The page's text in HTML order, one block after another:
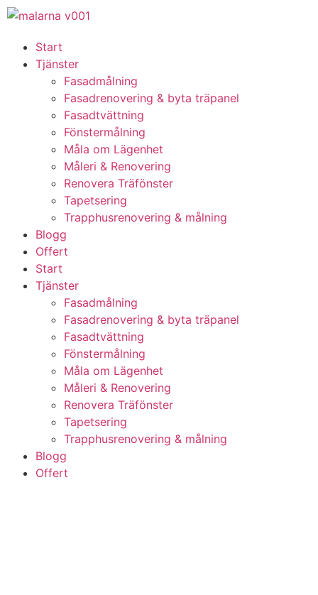
Start
Tjänster
Fasadmålning
Fasadrenovering & byta träpanel
Fasadtvättning
Fönstermålning
Måla om Lägenhet
Måleri & Renovering
Renovera Träfönster
Tapetsering
Trapphusrenovering & målning
Blogg
Offert
Start
Tjänster
Fasadmålning
Fasadrenovering & byta träpanel
Fasadtvättning
Fönstermålning
Måla om Lägenhet
Måleri & Renovering
Renovera Träfönster
Tapetsering
Trapphusrenovering & målning
Blogg
Offert